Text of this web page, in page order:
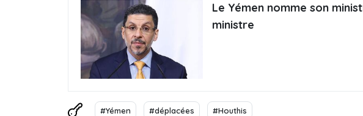
Le Yémen nomme son
ministre
#Yémen #déplacées #Houthis